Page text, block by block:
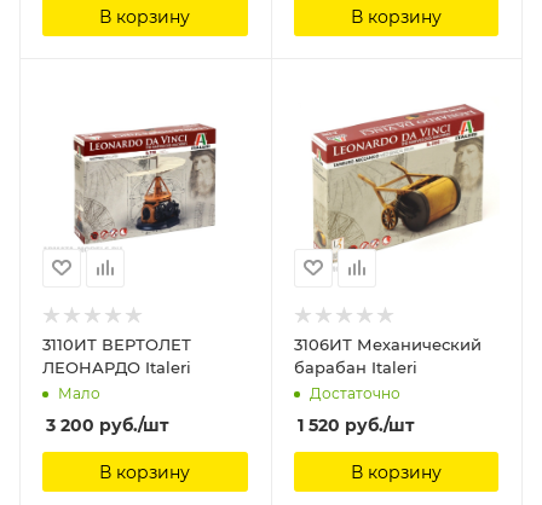
В корзину В корзину
3110ИТ ВЕРТОЛЕТ
ЛЕОНАРДО Italeri
Мало
3 200 руб./шт
В корзину
3106ИТ Механический
барабан Italeri
Достаточно
1 520 руб./шт
В корзину